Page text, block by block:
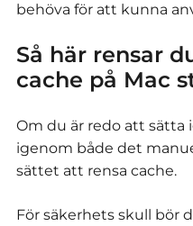
behöva för att kunna
Så här rensar
cache på Mac
Om du är redo att sätta
igenom både det
sättet att rensa cache.
För säkerhets skull bör